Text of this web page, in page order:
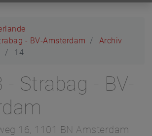
- BV-Amsterdam
Archiv
14
- Strabag - BV-
16, 1101 BN Amsterdam